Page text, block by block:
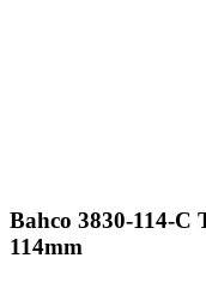
Bahco 3830-114-C
114mm